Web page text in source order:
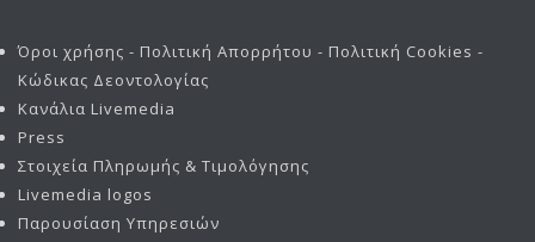
Όροι χρήσης - Πολιτική Απορρήτου - Πολιτική Cookies -
Κώδικας Δεοντολογίας
Κανάλια Livemedia
Press
Στοιχεία Πληρωμής & Τιμολόγησης
Livemedia logos
Παρουσίαση Υπηρεσιών